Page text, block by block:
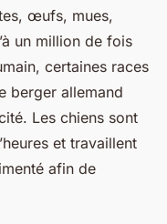
œufs, mues,
un million de fois
certaines races
berger allemand
Les chiens sont
et travaillent
afin de